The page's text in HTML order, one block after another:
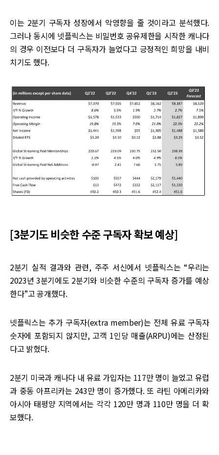
이는 2분기 구독자 성장에서 악영향을 줄 것이라고 분석했다.
그러나 동시에 넷플릭스는 비밀번호 공유제한을 시작한 캐나다
의 경우 이전보다 더 구독자가 늘었다고 긍정적인 희망을 내비
치기도 했다.
[3분기도 비슷한 수준 구독자 확보 예상]
2분기 실적 결과와 관련, 주주 서신에서 넷플릭스는 “우리는
2023년 3분기에도 2분기와 비슷한 수준의 구독자 증가를 예상
한다”고 공개했다.
넷플릭스는 추가 구독자(extra member)는 전체 유료 구독자
숫자에 포함되지 않지만, 고객 1인당 매출(ARPU)에는 산정된
다고 밝혔다.
2분기 미국과 캐나다 내 유료 가입자는 117만 명이 늘었고 유럽
과 중동 아프리카는 243만 명이 증가했다. 또 라틴 아메리카와
아시아 태평양 지역에서는 각각 120만 명과 110만 명을 더 확
보했다.